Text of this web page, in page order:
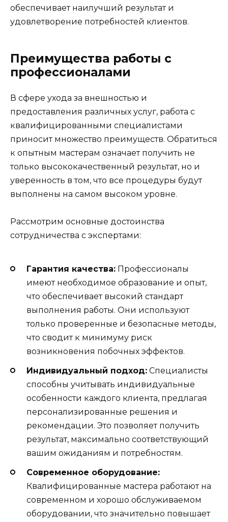
обеспечивает наилучший результат и
удовлетворение потребностей клиентов.
Преимущества работы с
профессионалами
В сфере ухода за внешностью и
предоставления различных услуг, работа с
квалифицированными специалистами
приносит множество преимуществ. Обратиться
к опытным мастерам означает получить не
только высококачественный результат, но и
уверенность в том, что все процедуры будут
выполнены на самом высоком уровне.
Рассмотрим основные достоинства
сотрудничества с экспертами:
Гарантия качества: Профессионалы
имеют необходимое образование и опыт,
что обеспечивает высокий стандарт
выполнения работы. Они используют
только проверенные и безопасные методы,
что сводит к минимуму риск
возникновения побочных эффектов.
Индивидуальный подход: Специалисты
способны учитывать индивидуальные
особенности каждого клиента, предлагая
персонализированные решения и
рекомендации. Это позволяет получить
результат, максимально соответствующий
вашим ожиданиям и потребностям.
Современное оборудование:
Квалифицированные мастера работают на
современном и хорошо обслуживаемом
оборудовании, что значительно повышает